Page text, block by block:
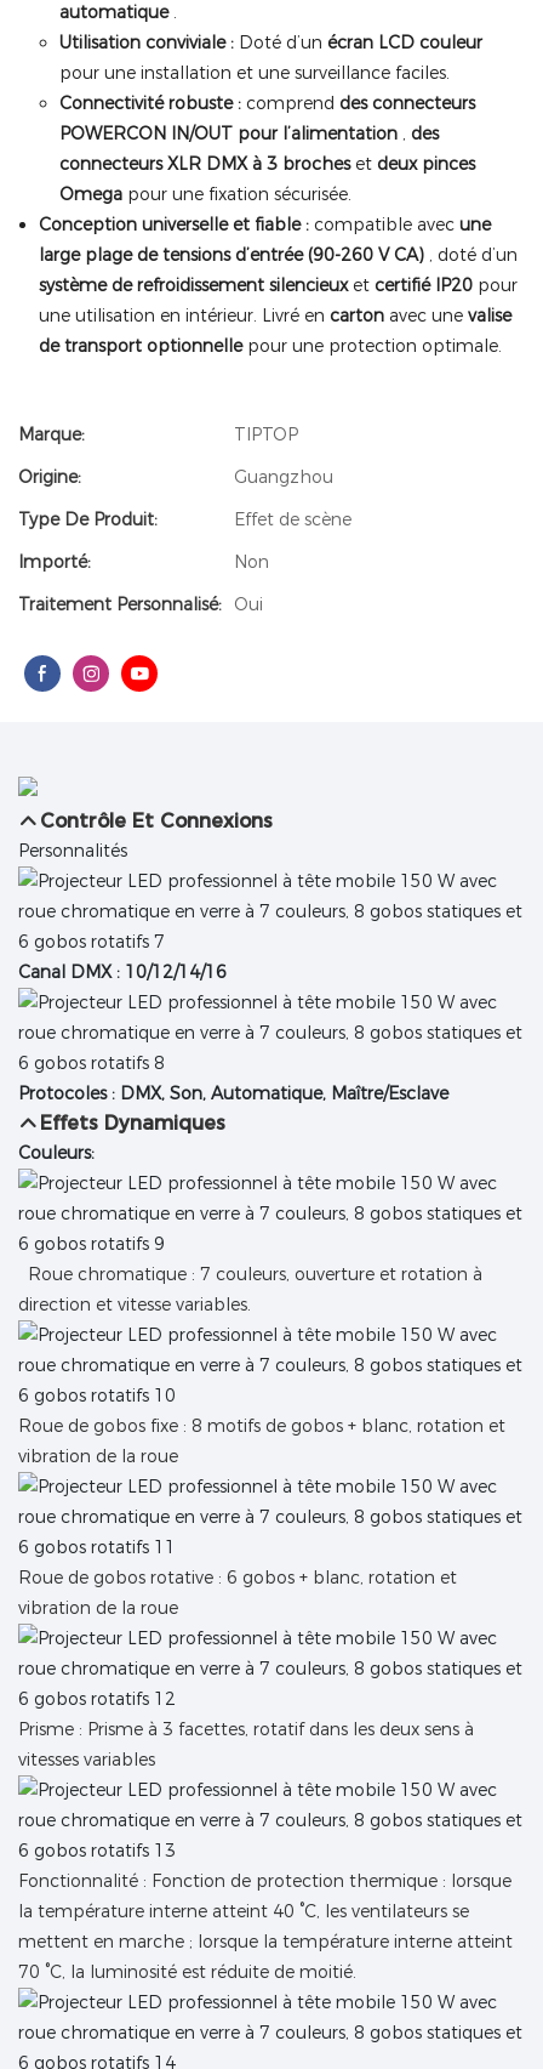
automatique.
Utilisation conviviale :Doté d’un écran LCD couleur
pour une installation et une surveillance faciles.
Connectivité robuste :comprend des connecteurs
POWERCON IN/OUT pour l’alimentation, des
connecteurs XLR DMX à 3 brocheset deux pinces
Omegapour une fixation sécurisée.
Conception universelle et fiable :compatible avec une
large plage de tensions d’entrée (90-260 V CA), doté d’un
système de refroidissement silencieuxet certifié IP20pour
une utilisation en intérieur. Livré en cartonavec une valise
de transport optionnellepour une protection optimale.
Marque:
TIPTOP
Origine:
Guangzhou
Type De Produit:
Effet de scène
Importé:
Non
Traitement Personnalisé:
Oui
Contrôle Et Connexions
Personnalités
Canal DMX : 10/12/14/16
Protocoles : DMX, Son, Automatique, Maître/Esclave
Effets Dynamiques
Couleurs:
Roue chromatique : 7 couleurs, ouverture et rotation à
direction et vitesse variables.
Roue de gobos fixe : 8 motifs de gobos + blanc, rotation et
vibration de la roue
Roue de gobos rotative : 6 gobos + blanc, rotation et
vibration de la roue
Prisme : Prisme à 3 facettes, rotatif dans les deux sens à
vitesses variables
Fonctionnalité : Fonction de protection thermique : lorsque
la température interne atteint 40 °C, les ventilateurs se
mettent en marche ; lorsque la température interne atteint
70 °C, la luminosité est réduite de moitié.